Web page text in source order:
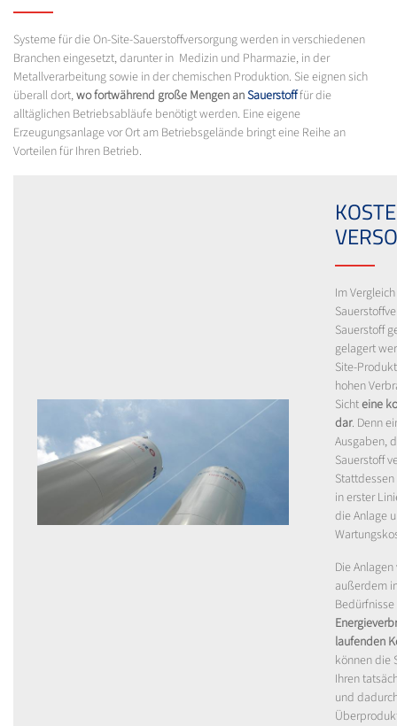
Systeme für die On-Site-Sauerstoffversorgung werden in verschiedenen
Branchen eingesetzt, darunter in Medizin und Pharmazie, in der
Metallverarbeitung sowie in der chemischen Produktion. Sie eignen sich
überall dort,wo fortwährend große Mengen anSauerstofffür die
alltäglichen Betriebsabläufe benötigt werden. Eine eigene
Erzeugungsanlage vor Ort am Betriebsgelände bringt eine Reihe an
Vorteilen für Ihren Betrieb.
Im
Sauerstoff
gelagert
Site-
hohen
Sichteine
dar. Denn
Ausgaben,
Sauerstoff
in erster
die Anlage
Die
außerdem
laufenden
können die
Ihren
und